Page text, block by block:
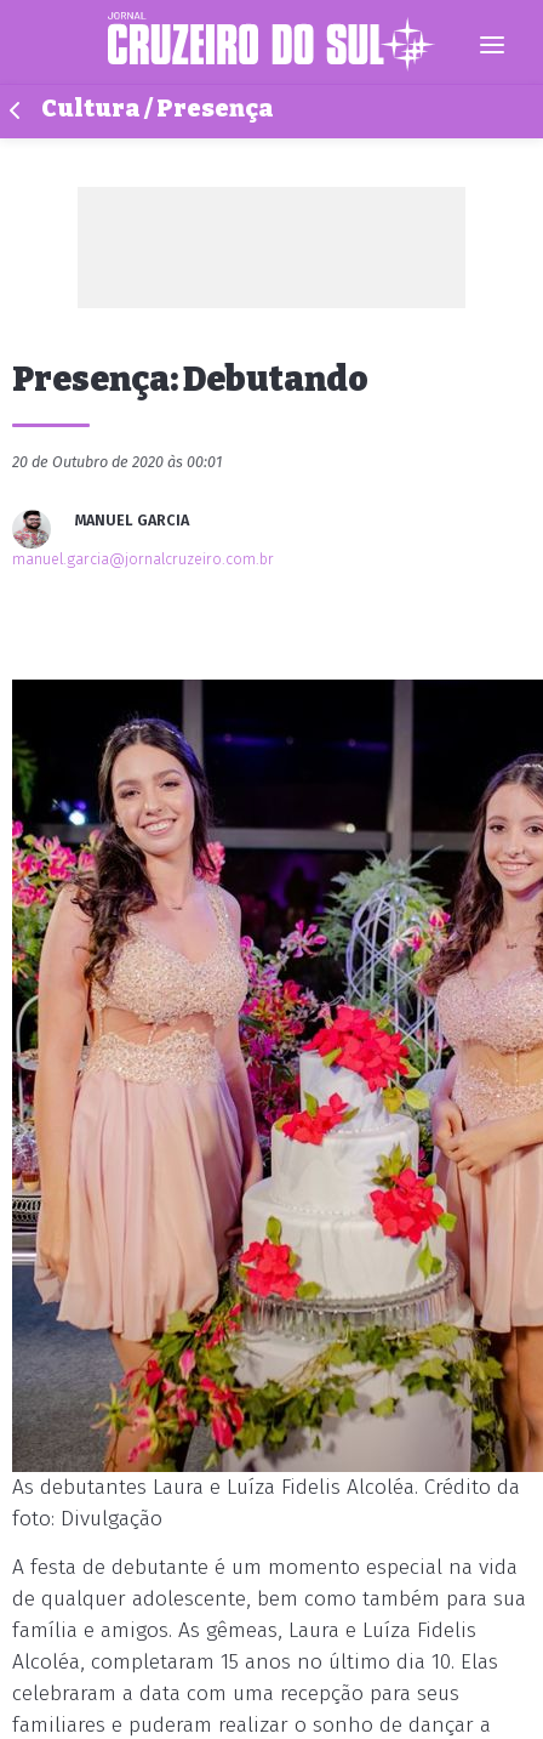
Cultura / Presença
Presença: Debutando
20 de Outubro de 2020 às 00:01
MANUEL GARCIA
manuel.garcia@jornalcruzeiro.com.br
As debutantes Laura e Luíza Fidelis Alcoléa. Crédito da
foto: Divulgação
A festa de debutante é um momento especial na vida
de qualquer adolescente, bem como também para sua
família e amigos. As gêmeas, Laura e Luíza Fidelis
Alcoléa, completaram 15 anos no último dia 10. Elas
celebraram a data com uma recepção para seus
familiares e puderam realizar o sonho de dançar a